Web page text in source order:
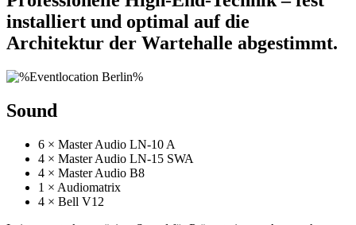
installiert und optimal auf die
Architektur der Wartehalle abgestimmt.
Sound
6 × Master Audio LN-10 A
4 × Master Audio LN-15 SWA
4 × Master Audio B8
1 × Audiomatrix
4 × Bell V12